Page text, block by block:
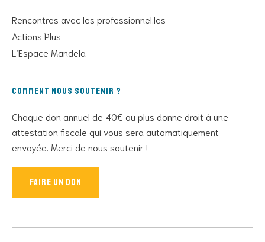
Rencontres avec les professionnel.les
Actions Plus
L’Espace Mandela
Comment nous soutenir ?
Chaque don annuel de 40€ ou plus donne droit à une
attestation fiscale qui vous sera automatiquement
envoyée. Merci de nous soutenir !
Faire un don